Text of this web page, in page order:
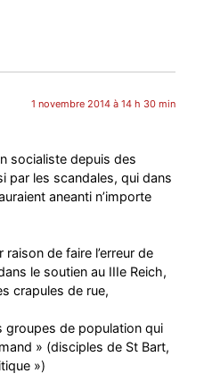
1 novembre 2014 à 14 h 30 min
socialiste depuis des
par les scandales, qui dans
aneanti n’importe
de faire l’erreur de
le soutien au IIIe Reich,
crapules de rue,
groupes de population qui
» (disciples de St Bart,
»)